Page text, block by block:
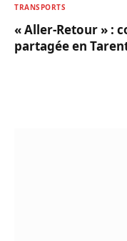
TRANSPORTS
« Aller-Retour » :
partagée en